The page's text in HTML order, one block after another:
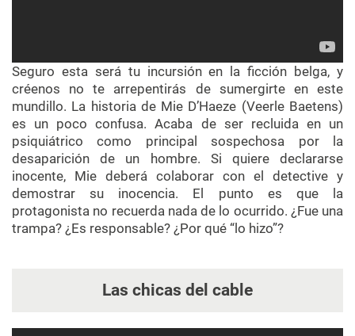
Seguro esta será tu incursión en la ficción belga, y
créenos no te arrepentirás de sumergirte en este
mundillo. La historia de Mie D’Haeze (Veerle Baetens)
es un poco confusa. Acaba de ser recluida en un
psiquiátrico como principal sospechosa por la
desaparición de un hombre. Si quiere declararse
inocente, Mie deberá colaborar con el detective y
demostrar su inocencia. El punto es que la
protagonista no recuerda nada de lo ocurrido. ¿Fue una
trampa? ¿Es responsable? ¿Por qué “lo hizo”?
Las chicas del cable